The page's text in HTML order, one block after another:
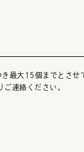
最大15個までとさせ
連絡ください。